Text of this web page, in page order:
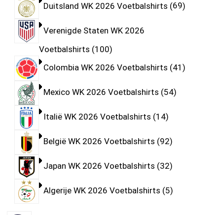
Duitsland WK 2026 Voetbalshirts 69
Verenigde Staten WK 2026
Voetbalshirts 100
Colombia WK 2026 Voetbalshirts 41
Mexico WK 2026 Voetbalshirts 54
Italië WK 2026 Voetbalshirts 14
België WK 2026 Voetbalshirts 92
Japan WK 2026 Voetbalshirts 32
Algerije WK 2026 Voetbalshirts 5